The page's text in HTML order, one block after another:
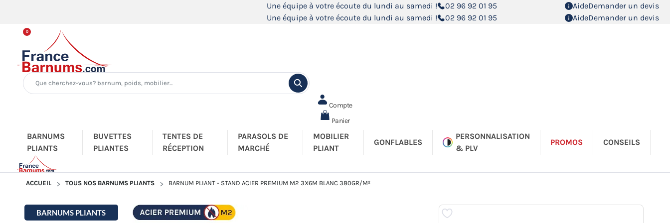
Une équipe à votre écoute du lundi au samedi ! 02 96 92 01 95 AideDemander un devis
Une équipe à votre écoute du lundi au samedi !
02 96 92 01 95 AideDemander un devis
Compte
0
Panier
BARNUMS
PLIANTS
BUVETTES
PLIANTES
TENTES DE
RÉCEPTION
PARASOLS DE
MARCHÉ
MOBILIER
PLIANT
GONFLABLES
PERSONNALISATION
& PLV
PROMOS CONSEILS
ACCUEIL TOUS NOS BARNUMS PLIANTS BARNUM PLIANT - STAND ACIER PREMIUM M2 3X6M BLANC 380GR/M²
BARNUMS PLIANTS